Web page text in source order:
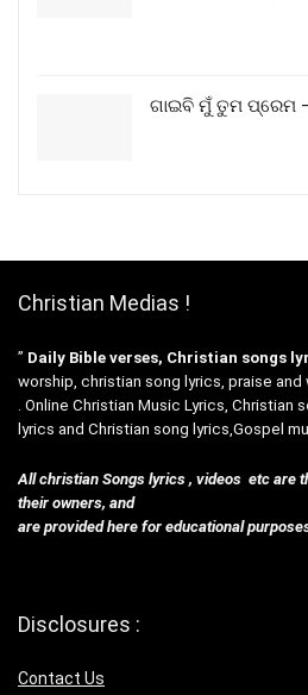
ଗାଇବି ମୁଁ ତୁମ ପ୍ରେମ –
Christian Medias !
” Daily Bible verses, Christian songs
worship, christian song lyrics, praise
. Online Christian Music Lyrics, Christian
lyrics and Christian song lyrics,Gospel
All christian Songs lyrics , videos etc are
their owners, and
are provided here for educational
Disclosures :
Contact Us